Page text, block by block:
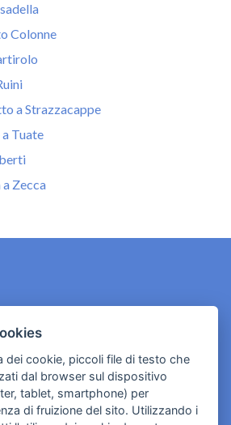
Colonne
a Strazzacappe
Tuate
Zecca
privacy
dei cookie, piccoli file di testo che
dal browser sul dispositivo
tablet, smartphone) per
di fruizione del sito. Utilizzando i